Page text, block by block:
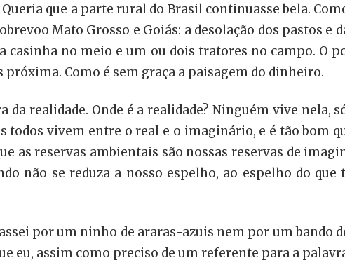
que a parte rural do Brasil continuasse bela.
Mato Grosso e Goiás: a desolação dos pastos e
casinha no meio e um ou dois tratores no campo. O
Como é sem graça a paisagem do dinheiro.
realidade. Onde é a realidade? Ninguém vive nela,
vivem entre o real e o imaginário, e é tão bom
as reservas ambientais são nossas reservas de
não se reduza a nosso espelho, ao espelho do que
por um ninho de araras-azuis nem por um bando
eu, assim como preciso de um referente para a